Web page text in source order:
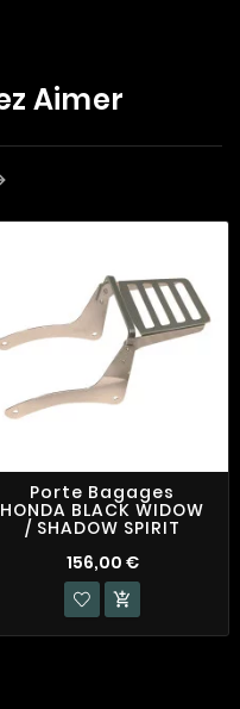
Aimer
Porte Bagages
HONDA BLACK WIDOW
/ SHADOW SPIRIT
156,00 €
